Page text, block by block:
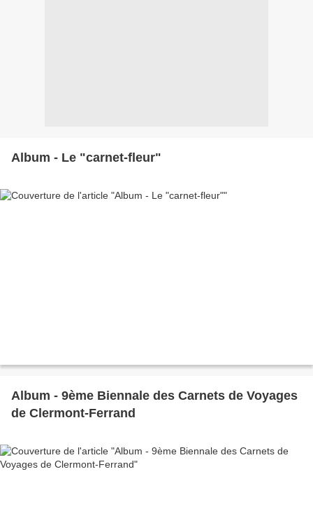
Album - Le "carnet-fleur"
Album - 9ème Biennale des Carnets de Voyages
de Clermont-Ferrand